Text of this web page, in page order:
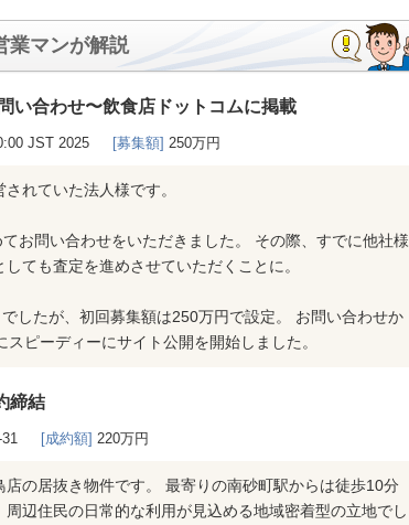
業マンが解説
い合わせ〜飲食店ドットコムに掲載
JST 2025 [募集額] 250万円
れていた法人様です。
お問い合わせをいただきました。 その際、すでに他社様
ても査定を進めさせていただくことに。
したが、初回募集額は250万円で設定。 お問い合わせか
ピーディーにサイト公開を開始しました。
締結
[成約額] 220万円
の居抜き物件です。 最寄りの南砂町駅からは徒歩10分
辺住民の日常的な利用が見込める地域密着型の立地でし